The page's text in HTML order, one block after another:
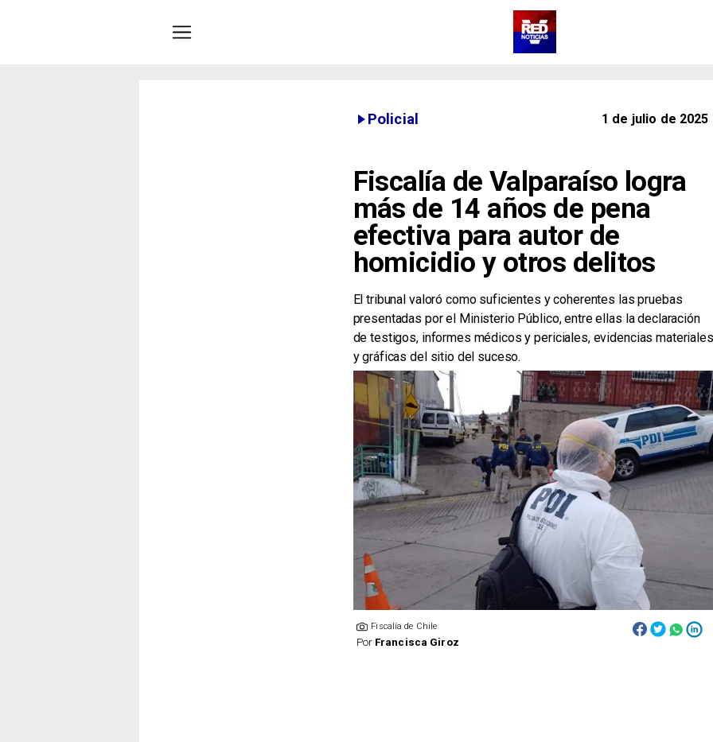
Policial 1 de julio de 2025
Fiscalía de Valparaíso logra
más de 14 años de pena
efectiva para autor de
homicidio y otros delitos
​El tribunal valoró como suficientes y coherentes las pruebas
presentadas por el Ministerio Público, entre ellas la declaración
de testigos, informes médicos y periciales, evidencias materiales
y gráficas del sitio del suceso.
Fiscalía de Chile
Por Francisca Giroz